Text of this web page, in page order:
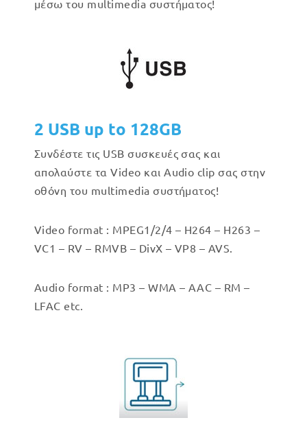
μέσω του multimedia συστήματος!
2 USB up to 128GB
Συνδέστε τις USB συσκευές σας και
απολαύστε τα Video και Audio clip σας στην
οθόνη του multimedia συστήματος!
Video format : MPEG1/2/4 – H264 – H263 –
VC1 – RV – RMVB – DivX – VP8 – AVS.
Audio format : MP3 – WMA – AAC – RM –
LFAC etc.